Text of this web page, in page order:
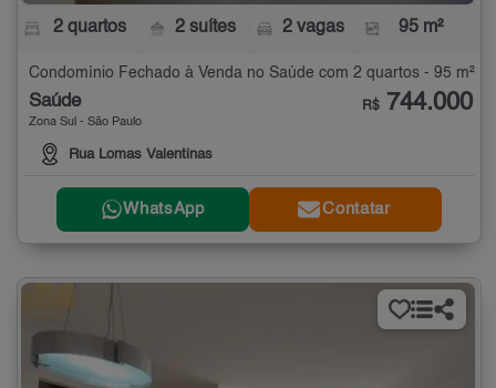
2 quartos 2 suítes 2 vagas 95 m²
Condomínio Fechado à Venda no Saúde com 2 quartos - 95 m²
Saúde
Zona Sul - São Paulo
Rua Lomas Valentinas
R$ 744.000
WhatsApp Contatar